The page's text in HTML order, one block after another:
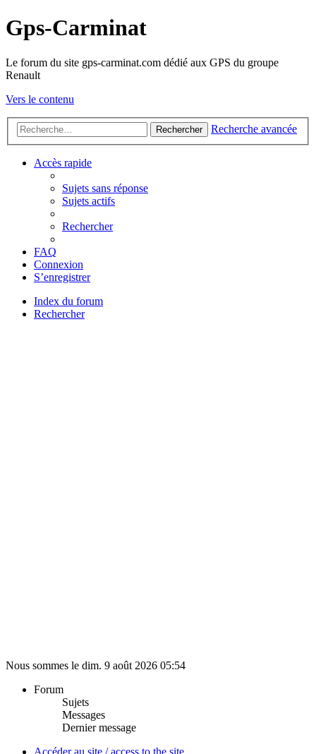
Gps-Carminat
Le forum du site gps-carminat.com dédié aux GPS du groupe
Renault
Vers le contenu
Rechercher Recherche avancée
Accès rapide
Sujets sans réponse
Sujets actifs
Rechercher
FAQ
Connexion
S’enregistrer
Index du forum
Rechercher
Nous sommes le dim. 9 août 2026 05:54
Forum
Sujets
Messages
Dernier message